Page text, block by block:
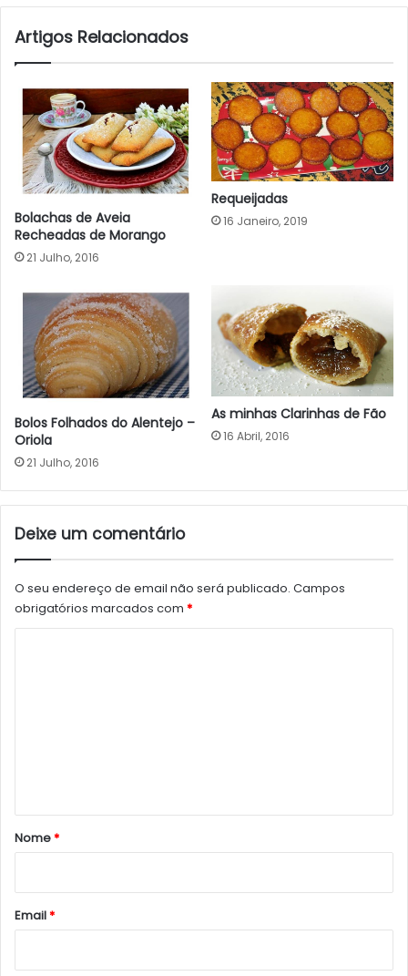
Artigos Relacionados
Bolachas de Aveia
Recheadas de Morango
21 Julho, 2016
Requeijadas
16 Janeiro, 2019
Bolos Folhados do Alentejo –
Oriola
21 Julho, 2016
As minhas Clarinhas de Fão
16 Abril, 2016
Deixe um comentário
O seu endereço de email não será publicado. Campos
obrigatórios marcados com *
r
*
Nome*
Email*